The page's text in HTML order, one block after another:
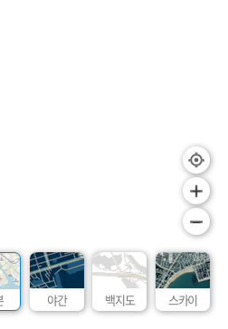
야간 백지도 스카이
+
–